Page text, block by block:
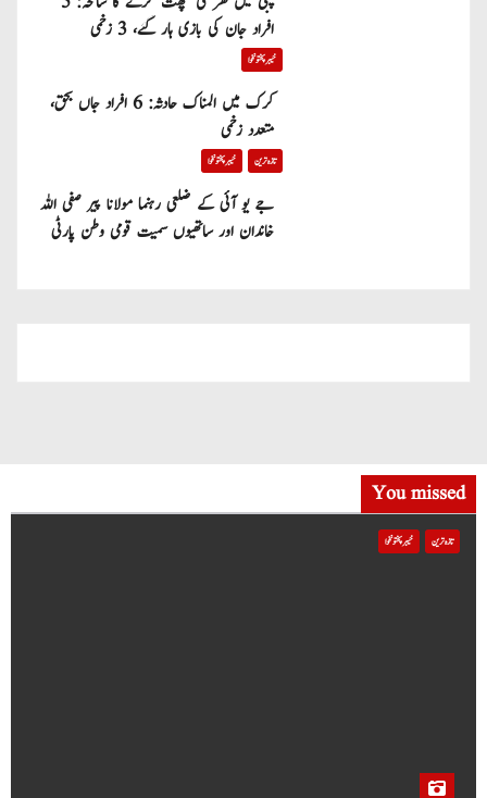
افراد جان کی بازی ہار گئے، 3 زخمی
خیبر پختونخوا
کرک میں المناک حادثہ: 6 افراد جاں بحق،
متعدد زخمی
تازہ ترین خیبر پختونخوا
جے یو آئی کے ضلعی رہنما مولانا پیر صفی اللہ
خاندان اور ساتھیوں سمیت قومی وطن پارٹی
You missed
تازہ ترین خیبر پختونخوا